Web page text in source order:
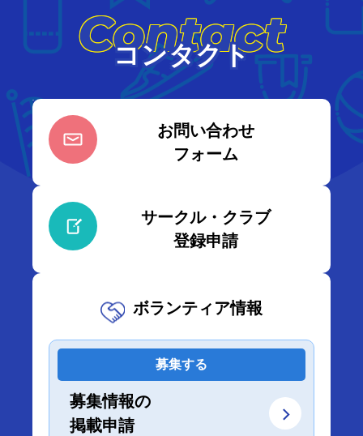
Contact
コンタクト
お問い合わせ
フォーム
サークル・クラブ
登録申請
ボランティア情報
募集する
募集情報の
掲載申請